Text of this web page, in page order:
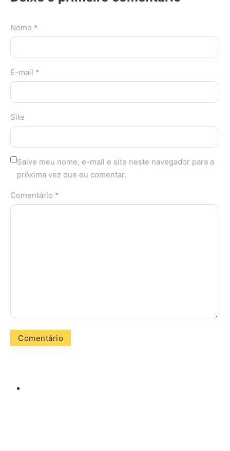
Nome *
E-mail *
Site
Salve meu nome, e-mail e site neste navegador para a
próxima vez que eu comentar.
Comentário *